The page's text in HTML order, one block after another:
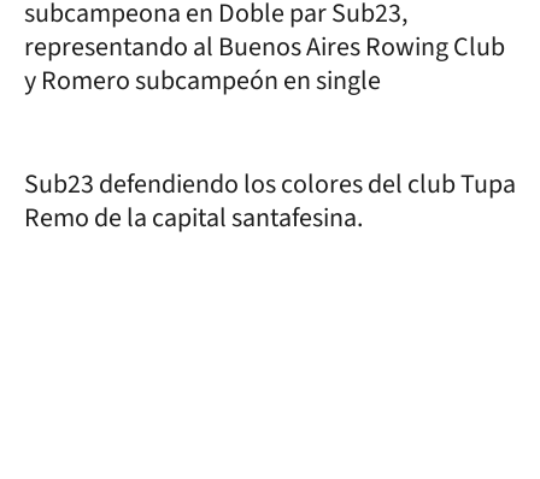
subcampeona en Doble par Sub23,
representando al Buenos Aires Rowing Club
y Romero subcampeón en single
Sub23 defendiendo los colores del club Tupa
Remo de la capital santafesina.